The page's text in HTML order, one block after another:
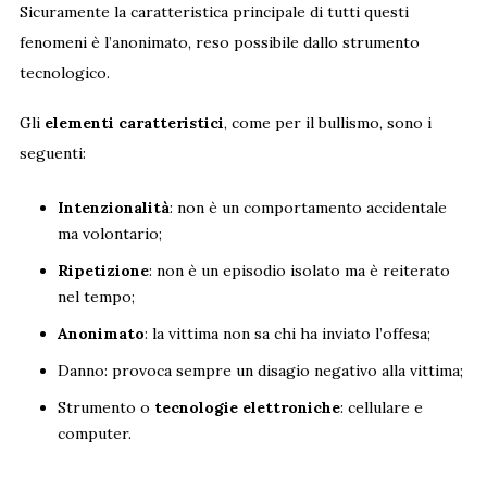
Sicuramente la caratteristica principale di tutti questi
fenomeni è l’anonimato, reso possibile dallo strumento
tecnologico.
Gli elementi caratteristici, come per il bullismo, sono i
seguenti:
Intenzionalità: non è un comportamento accidentale
ma volontario;
Ripetizione: non è un episodio isolato ma è reiterato
nel tempo;
Anonimato: la vittima non sa chi ha inviato l’offesa;
Danno: provoca sempre un disagio negativo alla vittima;
Strumento o tecnologie elettroniche: cellulare e
computer.